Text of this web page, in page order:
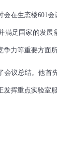
会在生态楼601会
满足国家的发
争力等重要方面
会议总结。他首
发挥重点实验室